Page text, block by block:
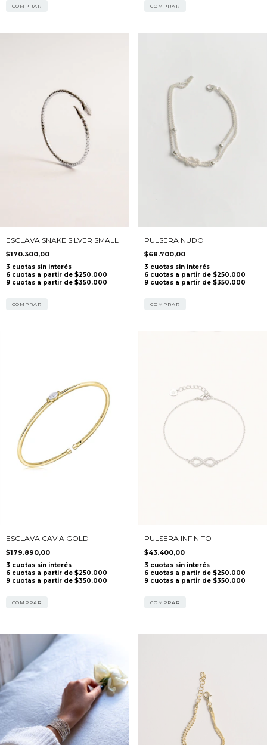
COMPRAR COMPRAR
ESCLAVA SNAKE SILVER SMALL
$170.300,00
COMPRAR
PULSERA NUDO
$68.700,00
COMPRAR
ESCLAVA CAVIA GOLD
$179.890,00
PULSERA INFINITO
$43.400,00
COMPRAR